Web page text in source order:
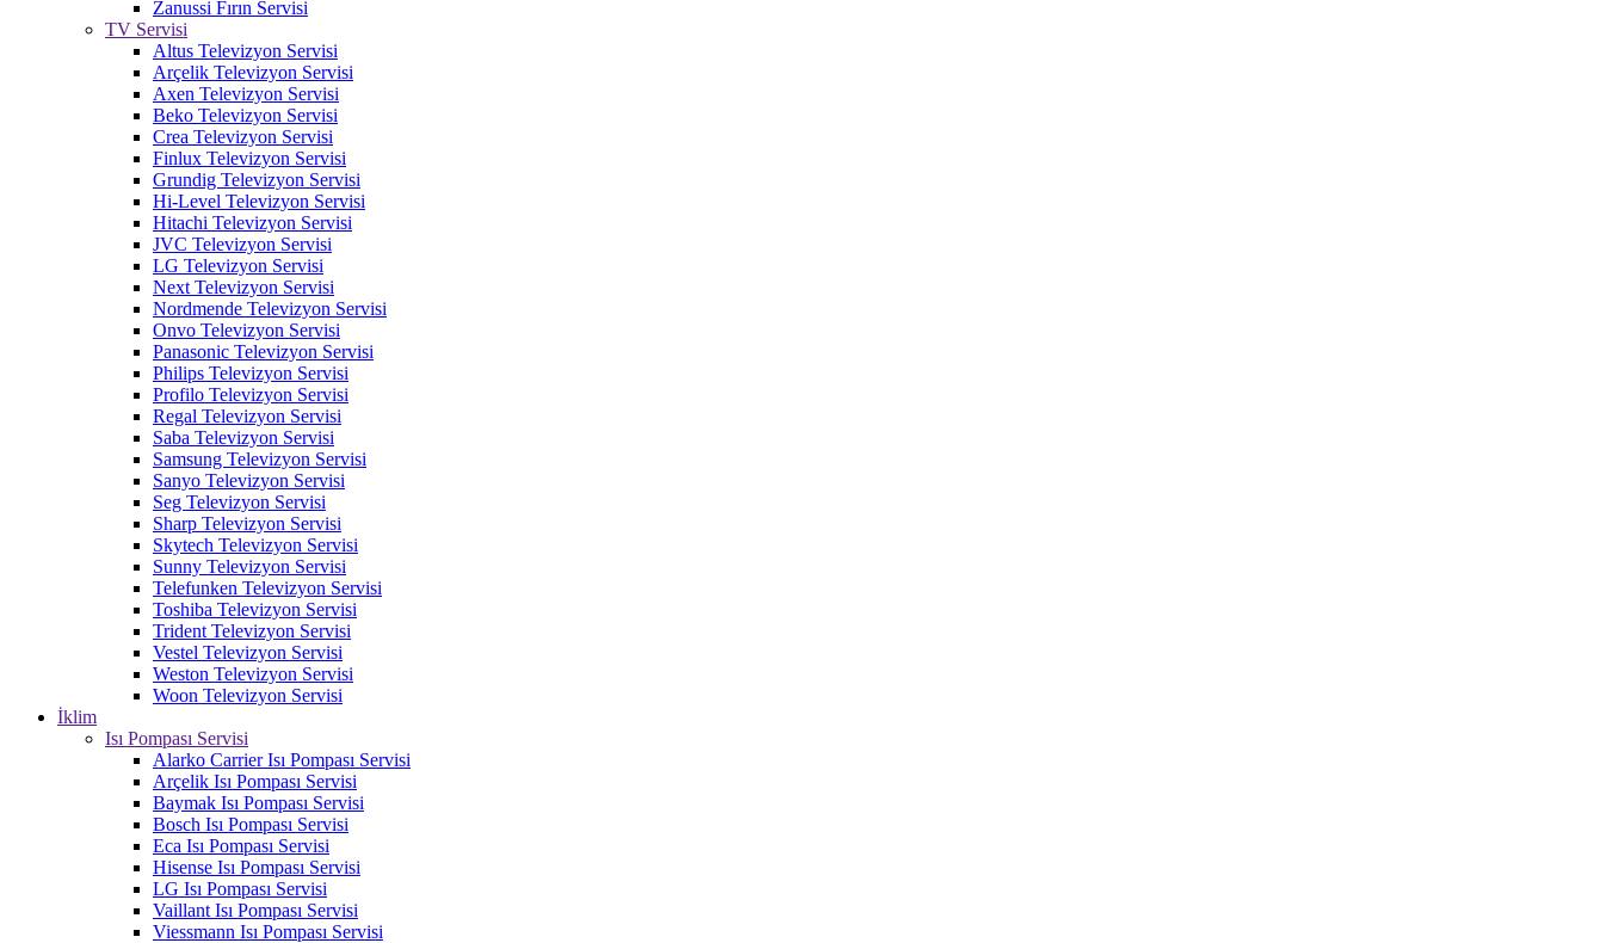
Zanussi Fırın Servisi
TV Servisi
Altus Televizyon Servisi
Arçelik Televizyon Servisi
Axen Televizyon Servisi
Beko Televizyon Servisi
Crea Televizyon Servisi
Finlux Televizyon Servisi
Grundig Televizyon Servisi
Hi-Level Televizyon Servisi
Hitachi Televizyon Servisi
JVC Televizyon Servisi
LG Televizyon Servisi
Next Televizyon Servisi
Nordmende Televizyon Servisi
Onvo Televizyon Servisi
Panasonic Televizyon Servisi
Philips Televizyon Servisi
Profilo Televizyon Servisi
Regal Televizyon Servisi
Saba Televizyon Servisi
Samsung Televizyon Servisi
Sanyo Televizyon Servisi
Seg Televizyon Servisi
Sharp Televizyon Servisi
Skytech Televizyon Servisi
Sunny Televizyon Servisi
Telefunken Televizyon Servisi
Toshiba Televizyon Servisi
Trident Televizyon Servisi
Vestel Televizyon Servisi
Weston Televizyon Servisi
Woon Televizyon Servisi
İklim
Isı Pompası Servisi
Alarko Carrier Isı Pompası Servisi
Arçelik Isı Pompası Servisi
Baymak Isı Pompası Servisi
Bosch Isı Pompası Servisi
Eca Isı Pompası Servisi
Hisense Isı Pompası Servisi
LG Isı Pompası Servisi
Vaillant Isı Pompası Servisi
Viessmann Isı Pompası Servisi